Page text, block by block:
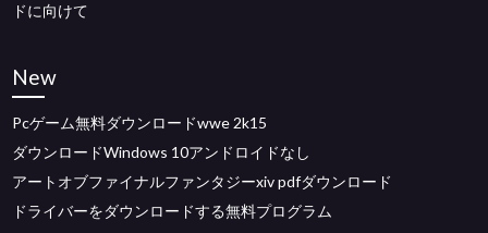
ドに向けて
New
Pcゲーム無料ダウンロードwwe 2k15
ダウンロードWindows 10アンドロイドなし
アートオブファイナルファンタジーxiv pdfダウンロード
ドライバーをダウンロードする無料プログラム